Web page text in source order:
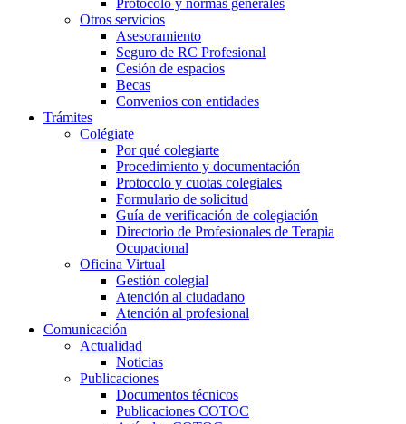
Protocolo y normas generales
Otros servicios
Asesoramiento
Seguro de RC Profesional
Cesión de espacios
Becas
Convenios con entidades
Trámites
Colégiate
Por qué colegiarte
Procedimiento y documentación
Protocolo y cuotas colegiales
Formulario de solicitud
Guía de verificación de colegiación
Directorio de Profesionales de Terapia
Ocupacional
Oficina Virtual
Gestión colegial
Atención al ciudadano
Atención al profesional
Comunicación
Actualidad
Noticias
Publicaciones
Documentos técnicos
Publicaciones COTOC